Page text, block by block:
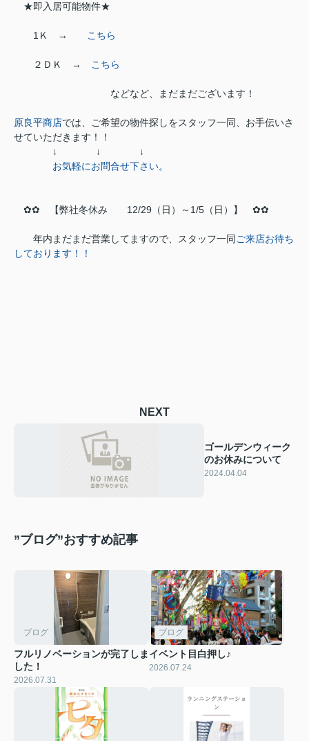
★即入居可能物件★
1Ｋ → こちら
２ＤＫ → こちら
などなど、まだまだございます！
原良平商店では、ご希望の物件探しをスタッフ一同、お手伝いさ
せていただきます！！
↓ ↓ ↓
お気軽にお問合せ下さい。
✿✿ 【弊社冬休み 12/29（日）～1/5（日）】 ✿✿
年内まだまだ営業してますので、スタッフ一同 ご来店お待ち
しております！！
NEXT
ゴールデンウィーク
のお休みについて
2024.04.04
”ブログ”おすすめ記事
ブログ
フルリノベーションが完了しま
した！
2026.07.31
ブログ
イベント目白押し♪
2026.07.24